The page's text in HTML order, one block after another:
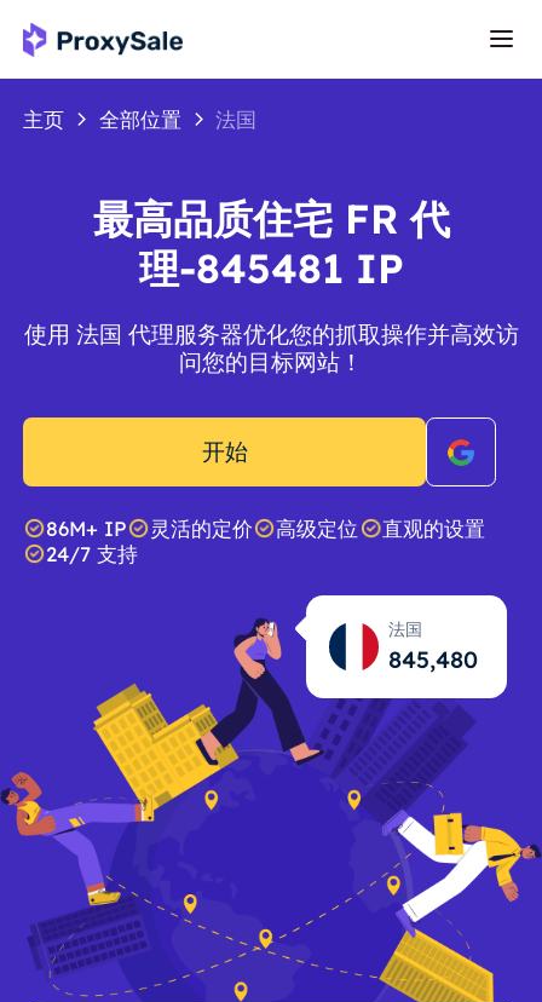
主页 全部位置 法国
最高品质住宅 FR 代
理-845481 IP
使用 法国 代理服务器优化您的抓取操作并高效访
问您的目标网站！
开始
86M+ IP 灵活的定价 高级定位
直观的设置
24/7 支持
法国
845,481